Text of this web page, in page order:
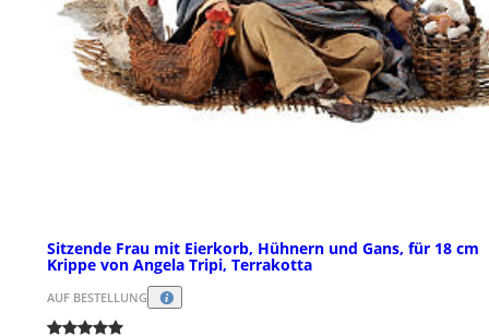
Sitzende Frau mit Eierkorb, Hühnern und Gans, für 18 cm
Krippe von Angela Tripi, Terrakotta
AUF BESTELLUNG